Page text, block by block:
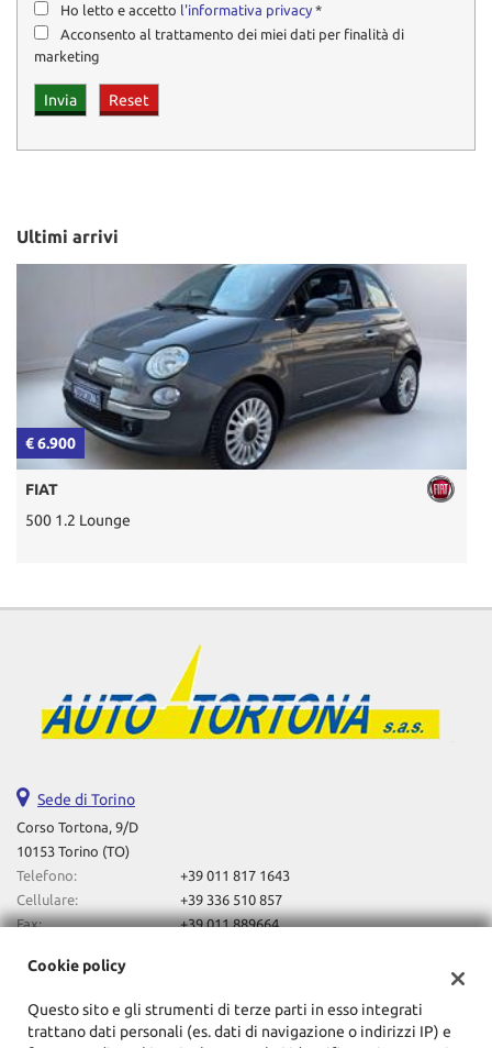
Ho letto e accetto l'informativa privacy *
Acconsento al trattamento dei miei dati per finalità di
marketing
Ultimi arrivi
€ 6.900
FIAT
500 1.2 Lounge
Sede di Torino
Corso Tortona, 9/D
10153 Torino (TO)
Telefono:
+39 011 817 1643
Cellulare:
+39 336 510 857
Fax:
+39 011 889664
Indicazioni stradali
Cookie policy
Questo sito e gli strumenti di terze parti in esso integrati
trattano dati personali (es. dati di navigazione o indirizzi IP) e